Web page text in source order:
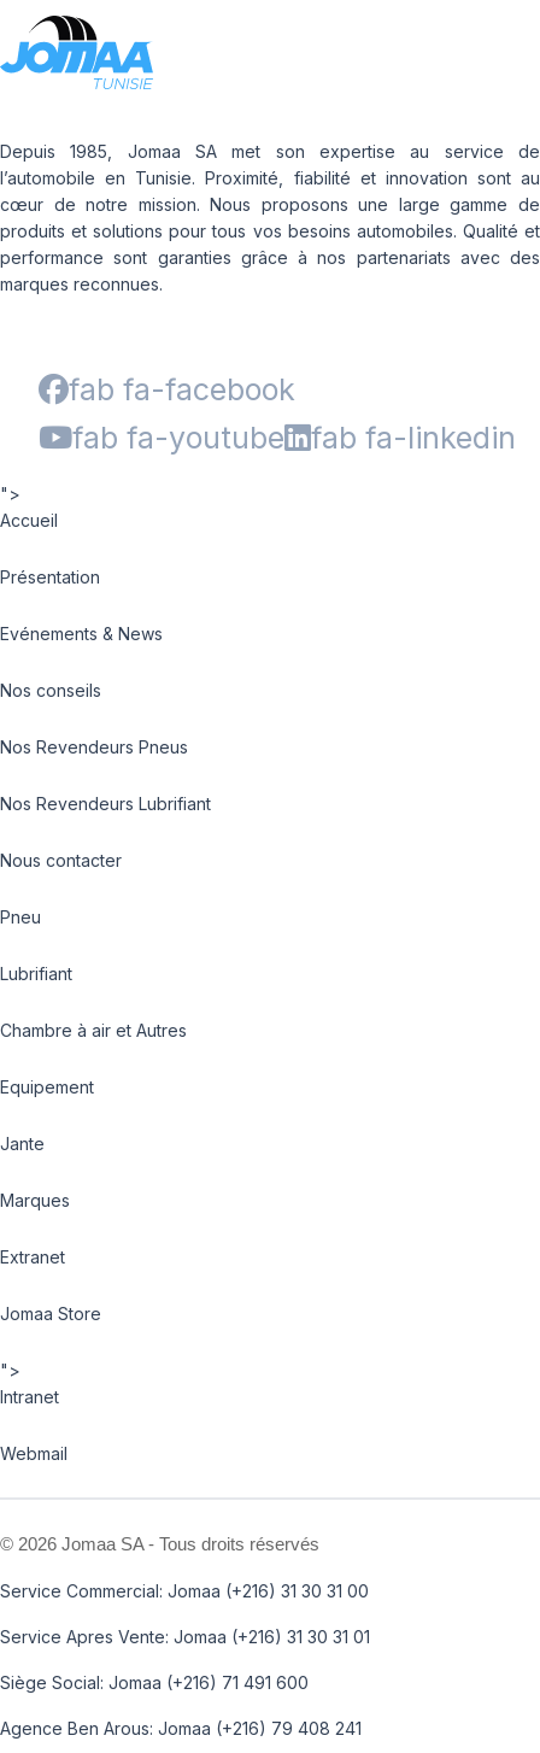
Depuis 1985, Jomaa SA met son expertise au service de
l’automobile en Tunisie. Proximité, fiabilité et innovation sont au
cœur de notre mission. Nous proposons une large gamme de
produits et solutions pour tous vos besoins automobiles. Qualité et
performance sont garanties grâce à nos partenariats avec des
marques reconnues.
fab fa-facebook
fab fa-youtube
fab fa-linkedin
">
Accueil
Présentation
Evénements & News
Nos conseils
Nos Revendeurs Pneus
Nos Revendeurs Lubrifiant
Nous contacter
Pneu
Lubrifiant
Chambre à air et Autres
Equipement
Jante
Marques
Extranet
Jomaa Store
">
Intranet
Webmail
© 2026 Jomaa SA - Tous droits réservés
Service Commercial: Jomaa (+216) 31 30 31 00
Service Apres Vente: Jomaa (+216) 31 30 31 01
Siège Social: Jomaa (+216) 71 491 600
Agence Ben Arous: Jomaa (+216) 79 408 241